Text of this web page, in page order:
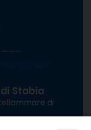
Stabia
di